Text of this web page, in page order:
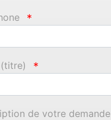
*
*
de votre demande